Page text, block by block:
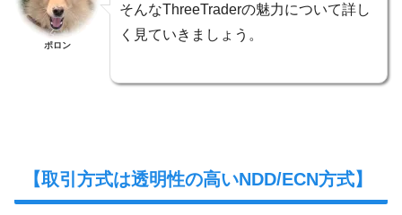
ポロン
そんなThreeTraderの魅力について詳し
く見ていきましょう。
【取引方式は透明性の高いNDD/ECN方式】